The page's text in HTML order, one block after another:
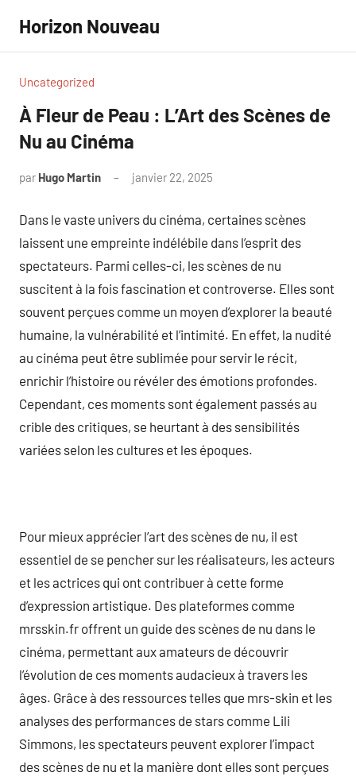
contenu
Horizon Nouveau
Uncategorized
À Fleur de Peau : L’Art des Scènes de
Nu au Cinéma
par Hugo Martin janvier 22, 2025
Dans le vaste univers du cinéma, certaines scènes
laissent une empreinte indélébile dans l’esprit des
spectateurs. Parmi celles-ci, les scènes de nu
suscitent à la fois fascination et controverse. Elles sont
souvent perçues comme un moyen d’explorer la beauté
humaine, la vulnérabilité et l’intimité. En effet, la nudité
au cinéma peut être sublimée pour servir le récit,
enrichir l’histoire ou révéler des émotions profondes.
Cependant, ces moments sont également passés au
crible des critiques, se heurtant à des sensibilités
variées selon les cultures et les époques.
Pour mieux apprécier l’art des scènes de nu, il est
essentiel de se pencher sur les réalisateurs, les acteurs
et les actrices qui ont contribuer à cette forme
d’expression artistique. Des plateformes comme
mrsskin.fr offrent un guide des scènes de nu dans le
cinéma, permettant aux amateurs de découvrir
l’évolution de ces moments audacieux à travers les
âges. Grâce à des ressources telles que mrs-skin et les
analyses des performances de stars comme Lili
Simmons, les spectateurs peuvent explorer l’impact
des scènes de nu et la manière dont elles sont perçues